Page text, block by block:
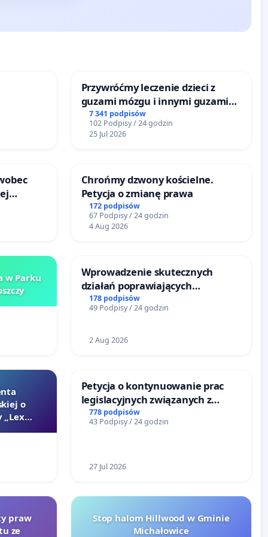
Przywróćmy leczenie dzieci z
guzami mózgu i innymi guzami
litymi do Górnośląskiego
Centrum Zdrowia Dziecka w
Katowicach
7 341 podpisów
102 Podpisy / 24 godzin
25 Jul 2026
Chrońmy dzwony kościelne.
Petycja o zmianę prawa
172 podpisów
67 Podpisy / 24 godzin
4 Aug 2026
w Parku
Wprowadzenie skutecznych
działań poprawiających
bezpieczeństwo na ulicy
Żeromskiego w Otwocku
178 podpisów
49 Podpisy / 24 godzin
2 Aug 2026
o
„Lex
Petycja o kontynuowanie prac
legislacyjnych związanych z
reformą prawa rodzinnego
778 podpisów
43 Podpisy / 24 godzin
27 Jul 2026
praw
ze
Stop halom Hillwood w Gminie
Michałowice